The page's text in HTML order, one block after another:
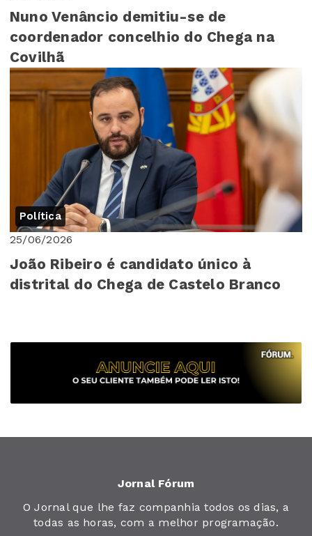
Nuno Venâncio demitiu-se de
coordenador concelhio do Chega na
Covilhã
Política
25/06/2026
João Ribeiro é candidato único à
distrital do Chega de Castelo Branco
Jornal Fórum
O Jornal que lhe faz companhia todos os dias, a
todas as horas, com a melhor programação.